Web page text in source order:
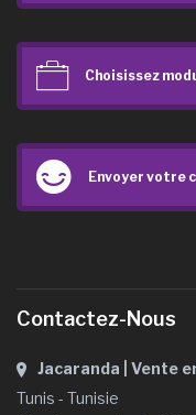
Choisissez
Envoyer votre
Contactez-Nous
Jacaranda | Vente
Tunis - Tunisie